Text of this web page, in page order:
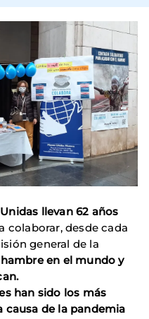
llevan 62 años
colaborar, desde cada
general de la
en el mundo y
han sido los más
causa de la pandemia